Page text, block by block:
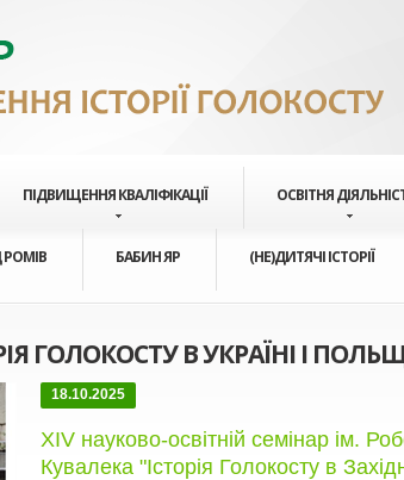
ПІДВИЩЕННЯ КВАЛІФІКАЦІЇ ОСВІТНЯ
БАБИН ЯР (НЕ)ДИТЯЧІ ІСТОРІЇ
ГОЛОКОСТУ В УКРАЇНІ І
18.10.2025
XIV науково-освітній семінар ім.
Кувалека "Історія Голокосту в